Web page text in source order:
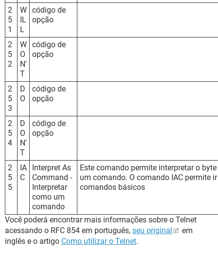
2
5
1
W
IL
L
código de
opção
2
5
2
W
O
N'
T
código de
opção
2
5
3
D
O
código de
opção
2
5
4
D
O
N'
T
código de
opção
2
5
5
IA
C
Interpret As
Command -
Interpretar
como um
comando
Este comando permite interpretar o
um comando. O comando IAC permite
comandos básicos
Você poderá encontrar mais informações sobre o Telnet
acessando o RFC 854 em português, seu original
em
inglês e o artigo Como utilizar o Telnet.